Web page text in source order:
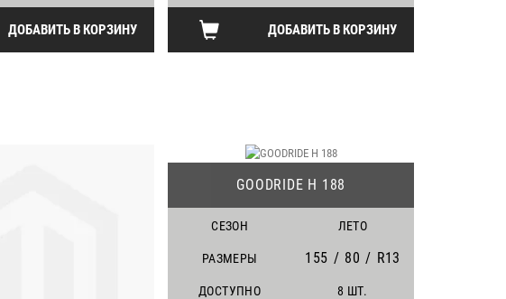
ДОБАВИТЬ В КОРЗИНУ ДОБАВИТЬ В КОРЗИНУ
GOODRIDE H 188
СЕЗОН ЛЕТО
РАЗМЕРЫ 155 / 80 / R13
ДОСТУПНО 8 ШТ.